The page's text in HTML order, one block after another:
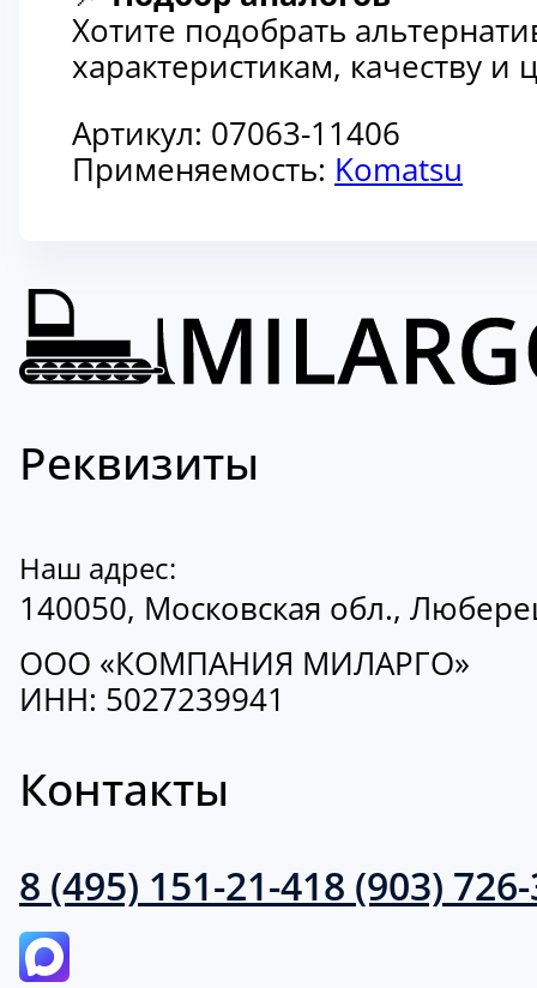
Хотите подобрать
характеристикам, качеству
Артикул: 07063-11406
Применяемость: Komatsu
Реквизиты
Наш адрес:
140050, Московская обл.,
ООО «КОМПАНИЯ МИЛАРГО»
ИНН: 5027239941
Контакты
8 (495) 151-21-418 (903)